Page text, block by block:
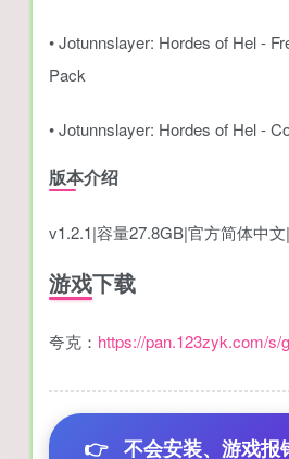
• Jotunnslayer: Hordes of Hel -
Pack
• Jotunnslayer: Hordes of Hel -
版本介绍
v1.2.1|容量27.8GB|官方简体中
游戏下载
夸克： https://pan.123zyk.com/s/
👉 不会安装、游戏报